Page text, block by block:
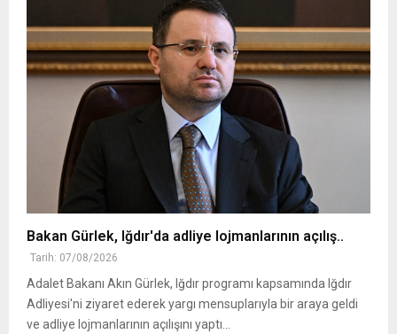
Bakan Gürlek, Iğdır'da adliye lojmanlarının açılış..
Tarih: 07/08/2026
Adalet Bakanı Akın Gürlek, Iğdır programı kapsamında Iğdır
Adliyesi'ni ziyaret ederek yargı mensuplarıyla bir araya geldi
ve adliye lojmanlarının açılışını yaptı...